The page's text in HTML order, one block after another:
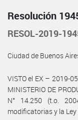
Resolución
RESOL-2019-
Ciudad de Buenos
VISTO el EX – 2019-
MINISTERIO DE
N° 14.250 (t.o.
modificatorias y la Ley